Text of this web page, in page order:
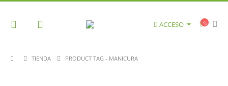
ACCESO
TIENDA PRODUCT TAG - MANICURA